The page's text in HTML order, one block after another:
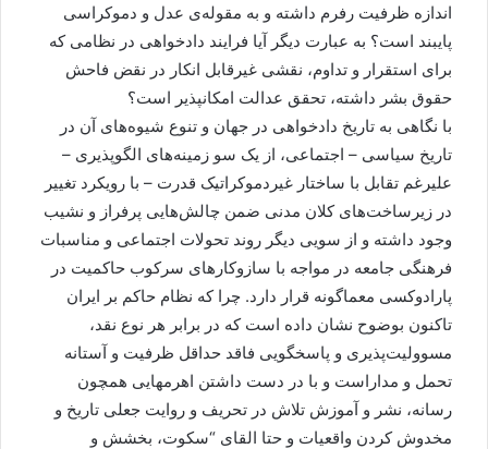
اندازه ظرفیت رفرم داشته و به مقوله‌ی عدل و دموکراسی
پایبند است؟ به عبارت دیگر آیا فرایند دادخواهی در نظامی که
برای استقرار و تداوم، نقشی غیرقابل انکار در نقض فاحش
حقوق بشر داشته، تحقق عدالت امکانپذیر است؟
با نگاهی به تاریخ دادخواهی در جهان و تنوع شیوه‌های آن در
تاریخ سیاسی – اجتماعی، از یک سو زمینه‌های الگوپذیری –
علیرغم تقابل با ساختار غیردموکراتیک قدرت – با رویکرد تغییر
در زیرساخت‌های کلان مدنی ضمن چالش‌هایی پرفراز و نشیب
وجود داشته و از سویی دیگر روند تحولات اجتماعی و مناسبات
فرهنگی جامعه در مواجه با سازوکارهای سرکوب حاکمیت در
پارادوکسی معماگونه قرار دارد. چرا که نظام حاکم بر ایران
تاکنون بوضوح نشان داده است که در برابر هر نوع نقد،
مسوولیت‌پذیری و پاسخگویی فاقد حداقل ظرفیت و آستانه
تحمل و مداراست و با در دست داشتن اهرمهایی همچون
رسانه، نشر و آموزش تلاش در تحریف و روایت جعلی تاریخ و
مخدوش کردن واقعیات و حتا القای “سکوت، بخشش و